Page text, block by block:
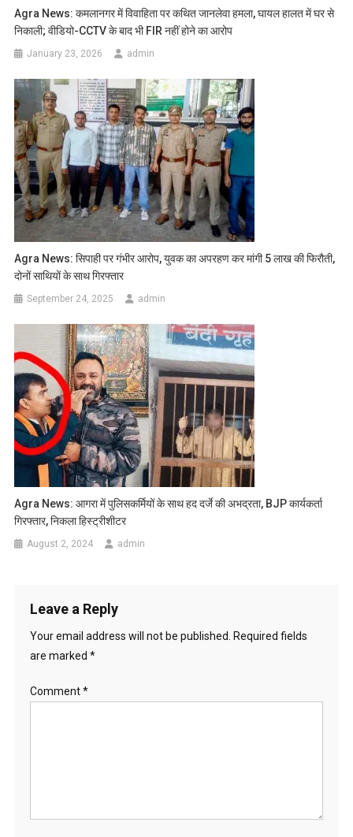
Agra News: कमलानगर में विवाहिता पर कथित जानलेवा हमला, घायल हालत में घर से
निकाली; वीडियो-CCTV के बाद भी FIR नहीं होने का आरोप
January 23, 2026 admin
Agra News: सिपाही पर गंभीर आरोप, युवक का अपरहण कर मांगी 5 लाख की फिरौती,
दोनों साथियों के साथ गिरफ्तार
September 24, 2025 admin
Agra News: आगरा में पुलिसकर्मियों के साथ हद दर्जे की अभद्रता, BJP कार्यकर्ता
गिरफ्तार, निकला हिस्ट्रीशीटर
August 2, 2024 admin
Leave a Reply
Your email address will not be published. Required fields
are marked *
Comment*